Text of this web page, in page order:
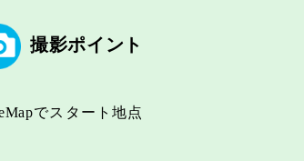
撮影ポイント
でスタート地点